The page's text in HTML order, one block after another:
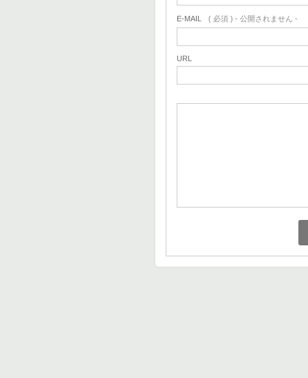
E-MAIL ( 必須 ) - 公開されません -
URL